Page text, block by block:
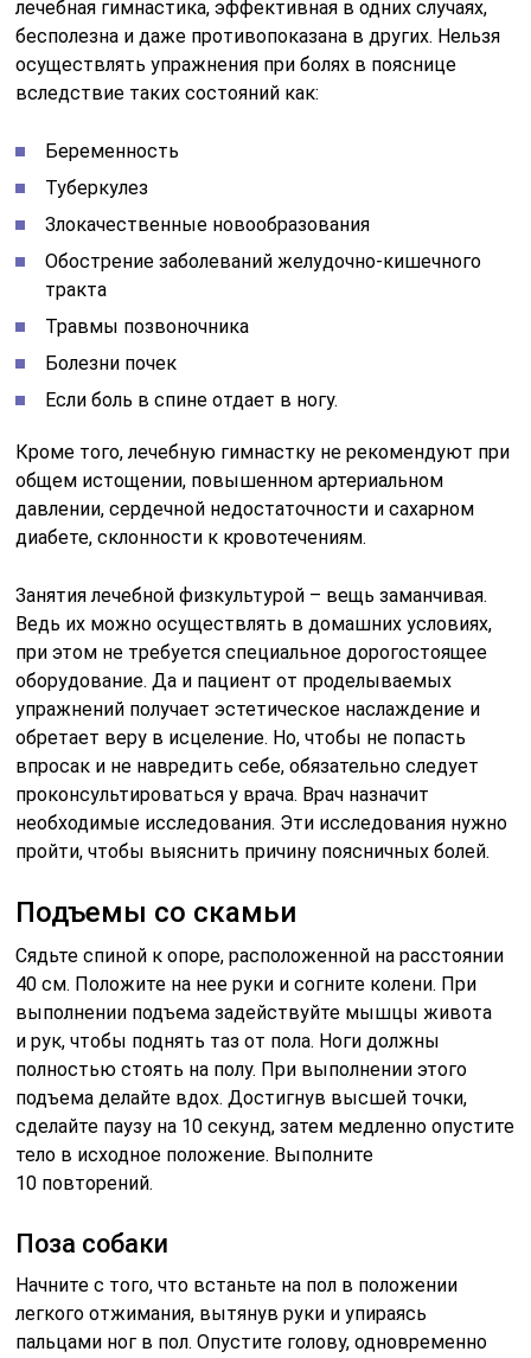
лечебная гимнастика, эффективная в одних случаях,
бесполезна и даже противопоказана в других. Нельзя
осуществлять упражнения при болях в пояснице
вследствие таких состояний как:
Беременность
Туберкулез
Злокачественные новообразования
Обострение заболеваний желудочно-кишечного
тракта
Травмы позвоночника
Болезни почек
Если боль в спине отдает в ногу.
Кроме того, лечебную гимнастку не рекомендуют при
общем истощении, повышенном артериальном
давлении, сердечной недостаточности и сахарном
диабете, склонности к кровотечениям.
Занятия лечебной физкультурой – вещь заманчивая.
Ведь их можно осуществлять в домашних условиях,
при этом не требуется специальное дорогостоящее
оборудование. Да и пациент от проделываемых
упражнений получает эстетическое наслаждение и
обретает веру в исцеление. Но, чтобы не попасть
впросак и не навредить себе, обязательно следует
проконсультироваться у врача. Врач назначит
необходимые исследования. Эти исследования нужно
пройти, чтобы выяснить причину поясничных болей.
Подъемы со скамьи
Сядьте спиной к опоре, расположенной на расстоянии
40 см. Положите на нее руки и согните колени. При
выполнении подъема задействуйте мышцы живота
и рук, чтобы поднять таз от пола. Ноги должны
полностью стоять на полу. При выполнении этого
подъема делайте вдох. Достигнув высшей точки,
сделайте паузу на 10 секунд, затем медленно опустите
тело в исходное положение. Выполните
10 повторений.
Поза собаки
Начните с того, что встаньте на пол в положении
легкого отжимания, вытянув руки и упираясь
пальцами ног в пол. Опустите голову, одновременно